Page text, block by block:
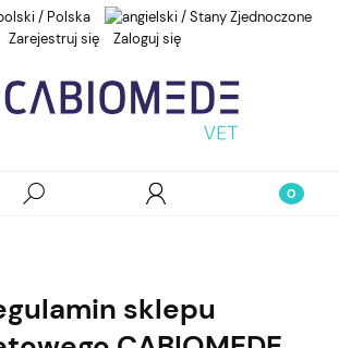
Zarejestruj się Zaloguj się
sklepu